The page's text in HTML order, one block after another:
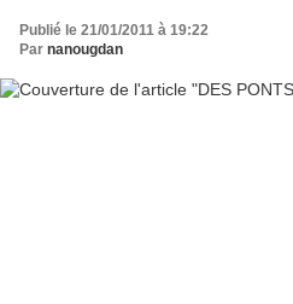
Publié le 21/01/2011 à 19:22
Par nanougdan